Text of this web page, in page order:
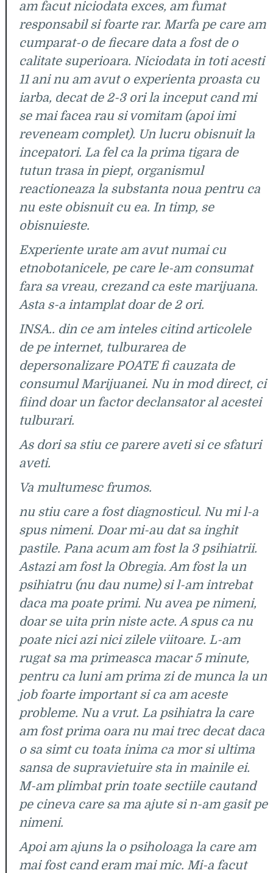
am facut niciodata exces, am fumat
responsabil si foarte rar. Marfa pe care am
cumparat-o de fiecare data a fost de o
calitate superioara. Niciodata in toti acesti
11 ani nu am avut o experienta proasta cu
iarba, decat de 2-3 ori la inceput cand mi
se mai facea rau si vomitam (apoi imi
reveneam complet). Un lucru obisnuit la
incepatori. La fel ca la prima tigara de
tutun trasa in piept, organismul
reactioneaza la substanta noua pentru ca
nu este obisnuit cu ea. In timp, se
obisnuieste.
Experiente urate am avut numai cu
etnobotanicele, pe care le-am consumat
fara sa vreau, crezand ca este marijuana.
Asta s-a intamplat doar de 2 ori.
INSA.. din ce am inteles citind articolele
de pe internet, tulburarea de
depersonalizare POATE fi cauzata de
consumul Marijuanei. Nu in mod direct, ci
fiind doar un factor declansator al acestei
tulburari.
As dori sa stiu ce parere aveti si ce sfaturi
aveti.
Va multumesc frumos.
nu stiu care a fost diagnosticul. Nu mi l-a
spus nimeni. Doar mi-au dat sa inghit
pastile. Pana acum am fost la 3 psihiatrii.
Astazi am fost la Obregia. Am fost la un
psihiatru (nu dau nume) si l-am intrebat
daca ma poate primi. Nu avea pe nimeni,
doar se uita prin niste acte. A spus ca nu
poate nici azi nici zilele viitoare. L-am
rugat sa ma primeasca macar 5 minute,
pentru ca luni am prima zi de munca la un
job foarte important si ca am aceste
probleme. Nu a vrut. La psihiatra la care
am fost prima oara nu mai trec decat daca
o sa simt cu toata inima ca mor si ultima
sansa de supravietuire sta in mainile ei.
M-am plimbat prin toate sectiile cautand
pe cineva care sa ma ajute si n-am gasit pe
nimeni.
Apoi am ajuns la o psiholoaga la care am
mai fost cand eram mai mic. Mi-a facut